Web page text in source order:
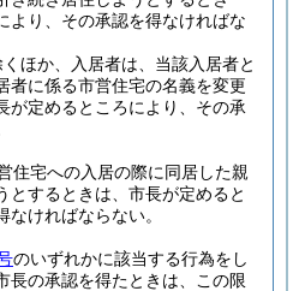
より、その承認を得なければな
ほか、入居者は、当該入居者と
者に係る市営住宅の名義を変更
が定めるところにより、その承
住宅への入居の際に同居した親
とするときは、市長が定めると
なければならない。
のいずれかに該当する行為をし
長の承認を得たときは、この限